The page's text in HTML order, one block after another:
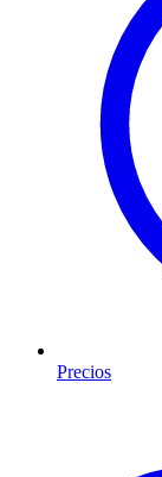
Precios